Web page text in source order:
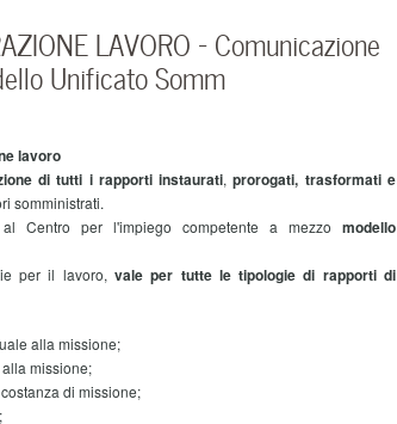
LAVORO – Comunicazione
Unificato Somm
lavoro
di tutti i rapporti instaurati, prorogati, trasformati e
somministrati.
Centro per l'impiego competente a mezzo modello
per il lavoro, vale per tutte le tipologie di rapporti di
alla missione;
missione;
di missione;